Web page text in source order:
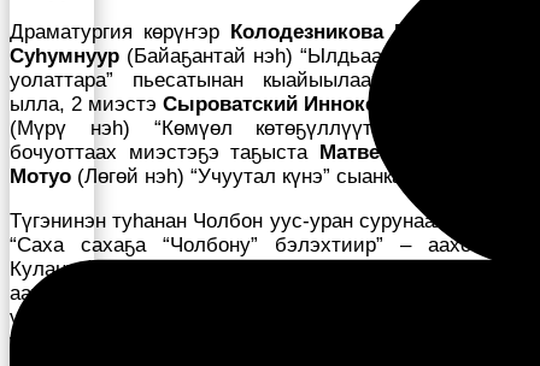
Драматургия көрүҥэр Колодезникова Ефросиния –
Суһумнуур (Байаҕантай нэһ) “Ылдьааналаах Ылдьаа
уолаттара” пьесатынан кыайыылаах үрдүк аатын
ылла, 2 миэстэ Сыроватский Иннокентий – Дүөндүн
(Мүрү нэһ) “Көмүөл көтөҕүллүүтэ” пьесата, 3
бочуоттаах миэстэҕэ таҕыста Матвеева Матрена –
Мотуо (Лөгөй нэһ) “Учуутал күнэ” сыанката.
Түгэнинэн туһанан Чолбон уус-уран сурунаал тэрийэр
“Саха сахаҕа “Чолбону” бэлэхтиир” – аахсыйаҕа
Кулантай аатынан литретатрунай музей, И. Находкин
аатынан Чараҥ ск уонна Чараҥ библиотекатын
үлэһиттэрэ көхтөөхтүк кыттан, бэтэрээн
үлэһиттэригэр, тыл бэтэрээннэригэр, сэрии сылын